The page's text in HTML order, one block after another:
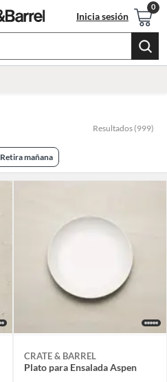
Inicia sesión
Bar
Resultados (999)
Retira mañana
CRATE & BARREL
Plato para Ensalada Aspen